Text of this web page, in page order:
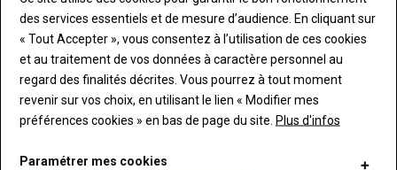
VOUS AIMEREZ AUSSI
des services essentiels et de mesure d’audience. En cliquant sur
« Tout Accepter », vous consentez à l’utilisation de ces cookies
et au traitement de vos données à caractère personnel au
regard des finalités décrites. Vous pourrez à tout moment
revenir sur vos choix, en utilisant le lien « Modifier mes
préférences cookies » en bas de page du site. Plus d'infos
Paramétrer mes cookies